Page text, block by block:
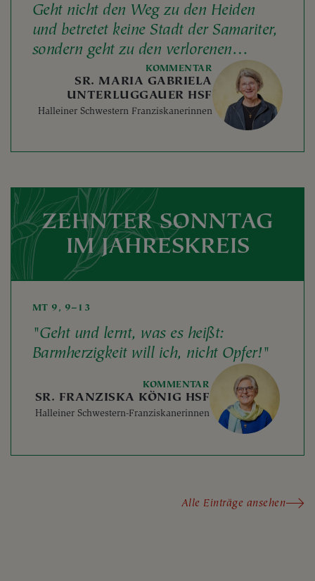
Geht nicht den Weg zu den Heiden
und betretet keine Stadt der Samariter,
sondern geht zu den verlorenen
Schafen des Hauses Israel!
KOMMENTAR
SR. MARIA GABRIELA
UNTERLUGGAUER HSF
Halleiner Schwestern Franziskanerinnen
ZEHNTER SONNTAG
IM JAHRESKREIS
MT 9, 9–13
"Geht und lernt, was es heißt:
Barmherzigkeit will ich, nicht Opfer!"
KOMMENTAR
SR. FRANZISKA KÖNIG HSF
Halleiner Schwestern-Franziskanerinnen
Alle Einträge ansehen